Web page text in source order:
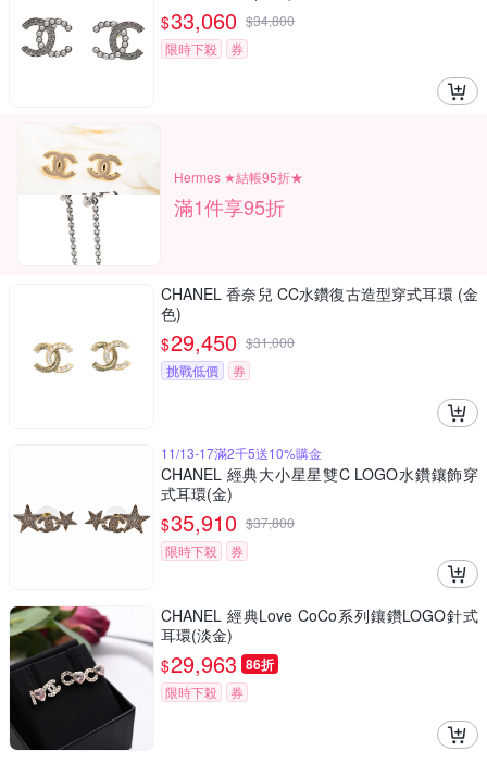
$33,060 $34,800
限時下殺
券
Hermes ★結帳95折★
滿1件享95折
CHANEL 香奈兒 CC水鑽復古造型穿式耳環 (金
色)
$29,450 $31,000
挑戰低價
券
11/13-17滿2千5送10%購金
CHANEL 經典大小星星雙C LOGO水鑽鑲飾穿
式耳環(金)
$35,910 $37,800
限時下殺
券
CHANEL 經典Love CoCo系列鑲鑽LOGO針式
耳環(淡金)
$29,963 86折
限時下殺 券